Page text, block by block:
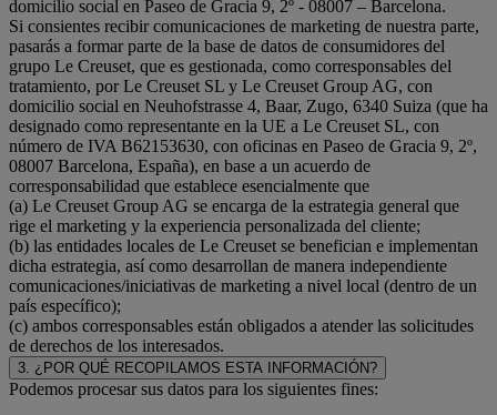
domicilio social en Paseo de Gracia 9, 2º - 08007 – Barcelona.
Si consientes recibir comunicaciones de marketing de nuestra parte,
pasarás a formar parte de la base de datos de consumidores del
grupo Le Creuset, que es gestionada, como corresponsables del
tratamiento, por Le Creuset SL y Le Creuset Group AG, con
domicilio social en Neuhofstrasse 4, Baar, Zugo, 6340 Suiza (que ha
designado como representante en la UE a Le Creuset SL, con
número de IVA B62153630, con oficinas en Paseo de Gracia 9, 2º,
08007 Barcelona, España), en base a un acuerdo de
corresponsabilidad que establece esencialmente que
(a) Le Creuset Group AG se encarga de la estrategia general que
rige el marketing y la experiencia personalizada del cliente;
(b) las entidades locales de Le Creuset se benefician e implementan
dicha estrategia, así como desarrollan de manera independiente
comunicaciones/iniciativas de marketing a nivel local (dentro de un
país específico);
(c) ambos corresponsables están obligados a atender las solicitudes
de derechos de los interesados.
3. ¿POR QUÉ RECOPILAMOS ESTA INFORMACIÓN?
Podemos procesar sus datos para los siguientes fines: